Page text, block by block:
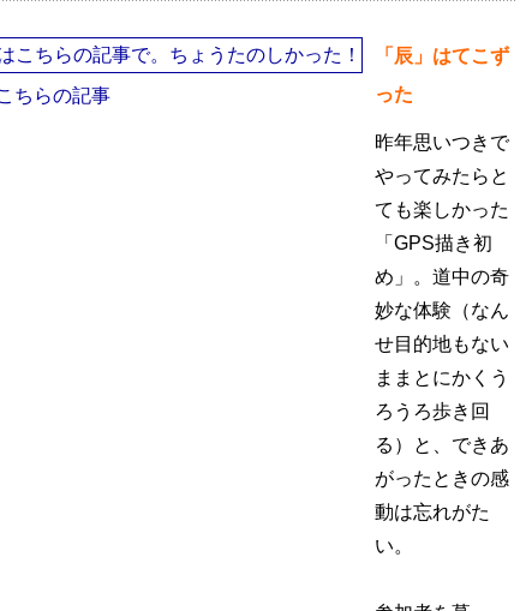
ちらの記事
「辰」はてこず
った
昨年思いつきで
やってみたらと
ても楽しかった
「GPS描き初
め」。道中の奇
妙な体験（なん
せ目的地もない
ままとにかくう
ろうろ歩き回
る）と、できあ
がったときの感
動は忘れがた
い。